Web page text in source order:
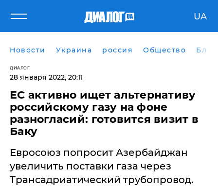
UA
Новости Украина россия Общество
ДИАЛОГ
28 января 2022, 20:11
ЕС активно ищет альтернативу
российскому газу на фоне
разногласий: готовится визит в
Баку
Евросоюз попросит Азербайджан
увеличить поставки газа через
Трансадриатический трубопровод.